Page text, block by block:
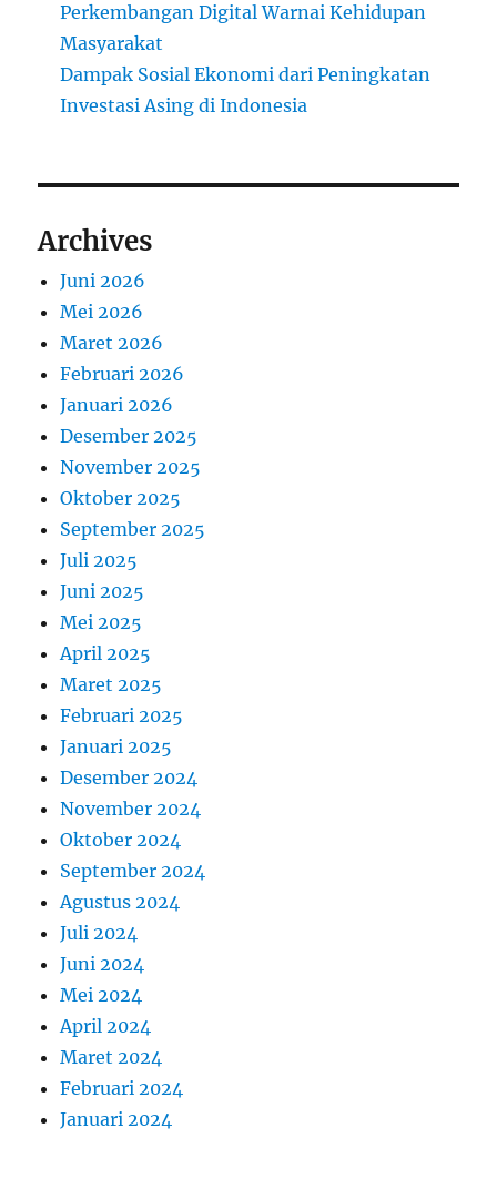
Perkembangan Digital Warnai Kehidupan
Masyarakat
Dampak Sosial Ekonomi dari Peningkatan
Investasi Asing di Indonesia
Archives
Juni 2026
Mei 2026
Maret 2026
Februari 2026
Januari 2026
Desember 2025
November 2025
Oktober 2025
September 2025
Juli 2025
Juni 2025
Mei 2025
April 2025
Maret 2025
Februari 2025
Januari 2025
Desember 2024
November 2024
Oktober 2024
September 2024
Agustus 2024
Juli 2024
Juni 2024
Mei 2024
April 2024
Maret 2024
Februari 2024
Januari 2024